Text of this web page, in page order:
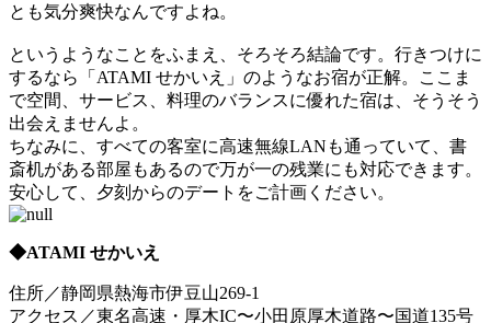
とも気分爽快なんですよね。
というようなことをふまえ、そろそろ結論です。行きつけに
するなら「ATAMI せかいえ」のようなお宿が正解。ここま
で空間、サービス、料理のバランスに優れた宿は、そうそう
出会えませんよ。
ちなみに、すべての客室に高速無線LANも通っていて、書
斎机がある部屋もあるので万が一の残業にも対応できます。
安心して、夕刻からのデートをご計画ください。
◆ATAMI せかいえ
住所／静岡県熱海市伊豆山269-1
アクセス／東名高速・厚木IC〜小田原厚木道路〜国道135号